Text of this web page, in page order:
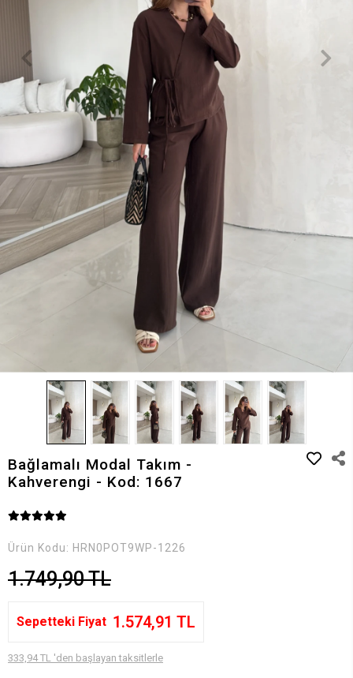
Bağlamalı Modal Takım -
Kahverengi - Kod: 1667
Ürün Kodu: HRN0POT9WP-1226
1.749,90 TL
Sepetteki Fiyat 1.574,91 TL
333,94 TL 'den başlayan taksitlerle